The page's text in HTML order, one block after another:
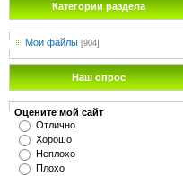
Категории раздела
Мои файлы [904]
Наш опрос
Оцените мой сайт
Отлично
Хорошо
Неплохо
Плохо